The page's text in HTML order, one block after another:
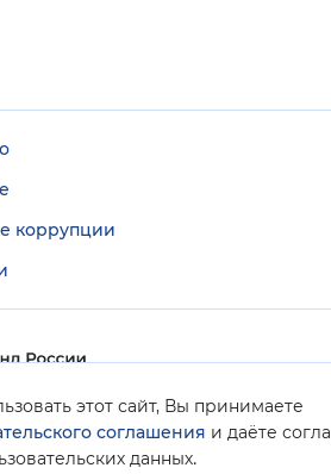
этот сайт, Вы принимаете
соглашения и даёте
данных.
коррупции